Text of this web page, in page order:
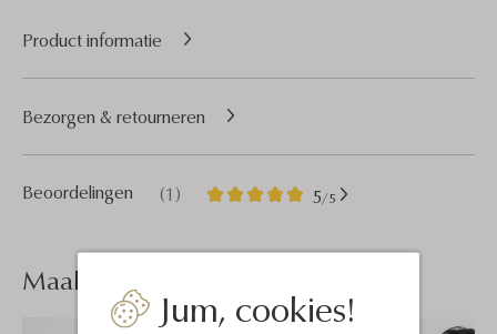
Jum, cookies!
Product informatie
Beoordelingen (1) 5/5
1
5
Bezorgen & retourneren
Maak je look compleet